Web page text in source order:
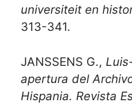
universiteit en
313-341.
JANSSENS G.,
apertura del
Hispania. Revista